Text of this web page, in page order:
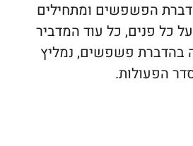
ומתחילים
כל עוד המדביר
פשפשים, נמליץ